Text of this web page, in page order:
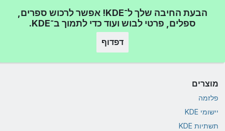
הבעת החיבה שלך ל־KDE! אפשר לרכוש ספרים,
ספלים, פרטי לבוש ועוד כדי לתמוך ב־KDE.
דפדוף
מוצרים
פלזמה
יישומי KDE
תשתיות KDE